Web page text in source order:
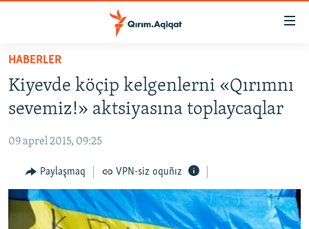
Esas
qaytmaq
Baş
qaytmaq
qaytmaq
HABERLER
SİYASET
CEMİYET
MEDENİYET
İNSAN AQLARI
VİDEO
HABERLER
Kiyevde köçip kelgenlerni «Qırımnı
sevemiz!» aktsiyasına toplaycaqlar
09 aprel 2015, 09:25
Paylaşmaq VPN-siz oquñız